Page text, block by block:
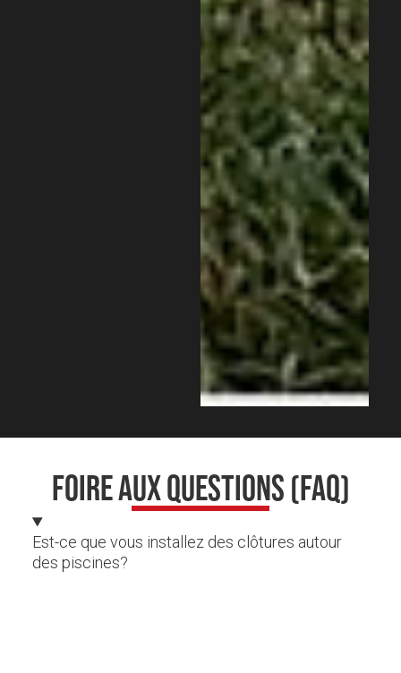
FOIRE AUX QUESTIONS (FAQ)
Est-ce que vous installez des clôtures autour
des piscines?